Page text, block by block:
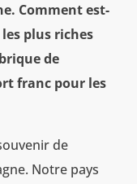
Comment est-
les plus riches
de
franc pour les
de
Notre pays